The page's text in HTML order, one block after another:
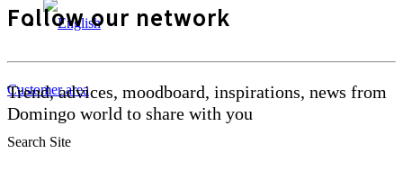
Customer area
Search Site
Follow our network
Trend, advices, moodboard, inspirations, news from
Domingo world to share with you